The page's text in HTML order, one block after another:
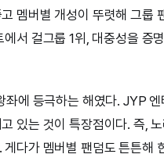
멤버별 개성이 뚜렷해 그룹
서 걸그룹 1위, 대중성을 증
에 등극하는 해였다. JYP
있는 것이 특장점이다. 즉,
다가 멤버별 팬덤도 튼튼해